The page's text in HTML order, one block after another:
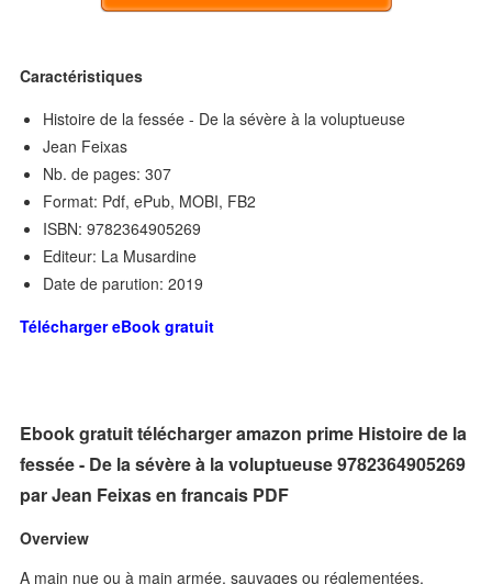
Caractéristiques
Histoire de la fessée - De la sévère à la voluptueuse
Jean Feixas
Nb. de pages: 307
Format: Pdf, ePub, MOBI, FB2
ISBN: 9782364905269
Editeur: La Musardine
Date de parution: 2019
Télécharger eBook gratuit
Ebook gratuit télécharger amazon prime Histoire de la
fessée - De la sévère à la voluptueuse 9782364905269
par Jean Feixas en francais PDF
Overview
A main nue ou à main armée, sauvages ou réglementées,